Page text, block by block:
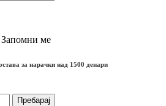
Запомни ме
за нарачки над 1500 денари
Пребарај